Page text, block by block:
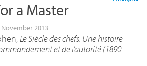
a Master
November 2013
Le Siècle des chefs. Une histoire
et de l’autorité (1890-